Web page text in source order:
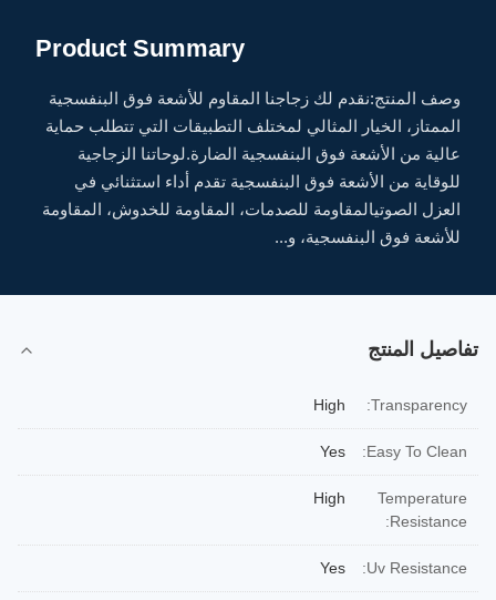
Product Summary
وصف المنتج:نقدم لك زجاجنا المقاوم للأشعة فوق البنفسجية
الممتاز، الخيار المثالي لمختلف التطبيقات التي تتطلب حماية
عالية من الأشعة فوق البنفسجية الضارة.لوحاتنا الزجاجية
للوقاية من الأشعة فوق البنفسجية تقدم أداء استثنائي في
العزل الصوتيالمقاومة للصدمات، المقاومة للخدوش، المقاومة
للأشعة فوق البنفسجية، و...
تفاصيل المنتج
Transparency:
High
Easy To Clean:
Yes
Temperature
Resistance:
High
Uv Resistance:
Yes